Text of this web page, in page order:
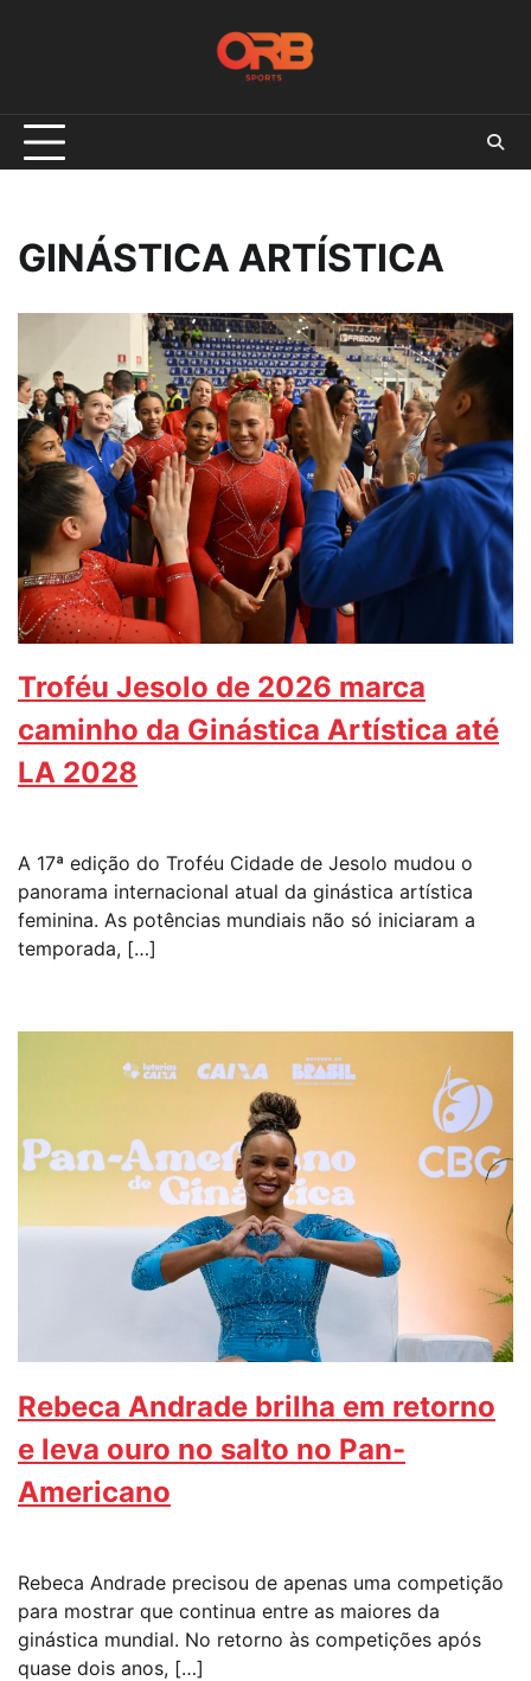
GINÁSTICA ARTÍSTICA
Troféu Jesolo de 2026 marca
caminho da Ginástica Artística até
LA 2028
A 17ª edição do Troféu Cidade de Jesolo mudou o
panorama internacional atual da ginástica artística
feminina. As potências mundiais não só iniciaram a
temporada, […]
Rebeca Andrade brilha em retorno
e leva ouro no salto no Pan-
Americano
Rebeca Andrade precisou de apenas uma competição
para mostrar que continua entre as maiores da
ginástica mundial. No retorno às competições após
quase dois anos, […]